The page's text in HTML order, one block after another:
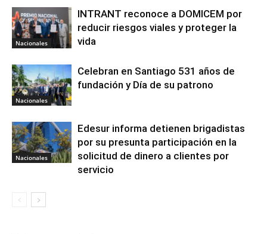
Nacionales
INTRANT reconoce a DOMICEM por
reducir riesgos viales y proteger la
vida
Nacionales
Celebran en Santiago 531 años de
fundación y Día de su patrono
Nacionales
Edesur informa detienen brigadistas
por su presunta participación en la
solicitud de dinero a clientes por
servicio